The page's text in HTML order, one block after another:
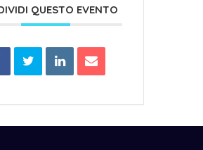
QUESTO EVENTO